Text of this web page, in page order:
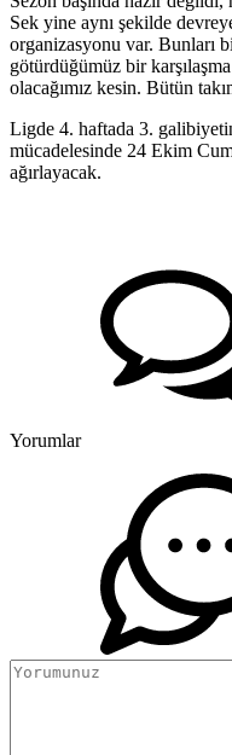
Sek yine aynı şekilde
organizasyonu var. Bunları
götürdüğümüz bir
olacağımız kesin. Bütün
Ligde 4. haftada 3.
mücadelesinde 24 Ekim
ağırlayacak.
Yorumlar